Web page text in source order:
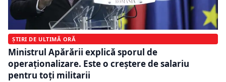
ȘTIRI DE ULTIMĂ ORĂ
Ministrul Apărării explică sporul de
operaționalizare. Este o creștere de salariu
pentru toți militarii